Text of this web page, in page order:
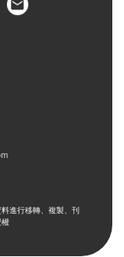
進行移轉、複製、刊